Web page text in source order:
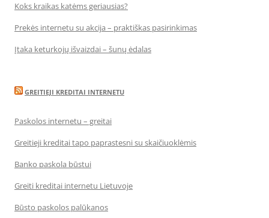
Koks kraikas katėms geriausias?
Prekės internetu su akcija – praktiškas pasirinkimas
Įtaka keturkojų išvaizdai – šunų ėdalas
GREITIEJI KREDITAI INTERNETU
Paskolos internetu – greitai
Greitieji kreditai tapo paprastesni su skaičiuoklėmis
Banko paskola būstui
Greiti kreditai internetu Lietuvoje
Būsto paskolos palūkanos